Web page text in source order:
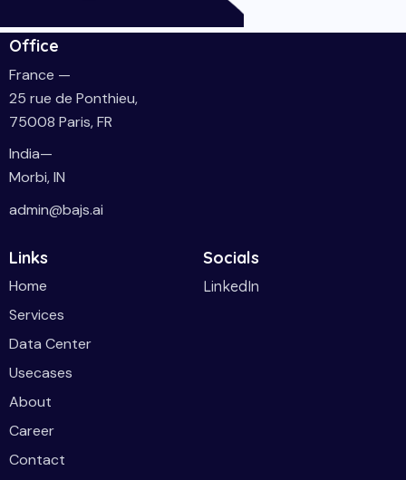
Office
France —
25 rue de Ponthieu,
75008 Paris, FR
India—
Morbi, IN
admin@bajs.ai
Links
Home
Services
Data Center
Usecases
About
Career
Contact
Socials
LinkedIn